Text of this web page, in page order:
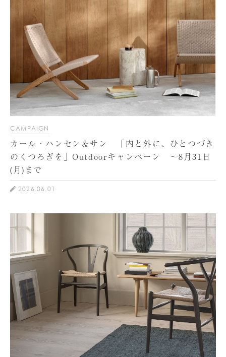
CAMPAIGN
カール・ハンセン＆サン 「内と外に、ひとつづき
のくつろぎを」Outdoorキャンペーン ～8月31日
(月)まで
2026.06.01